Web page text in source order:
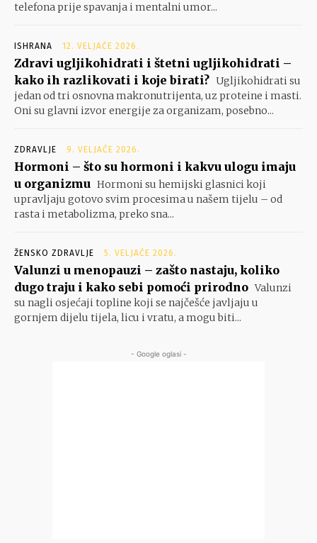
telefona prije spavanja i mentalni umor...
ISHRANA 12. VELJAČE 2026.
Zdravi ugljikohidrati i štetni ugljikohidrati –
kako ih razlikovati i koje birati? Ugljikohidrati su
jedan od tri osnovna makronutrijenta, uz proteine i masti.
Oni su glavni izvor energije za organizam, posebno...
ZDRAVLJE 9. VELJAČE 2026.
Hormoni – što su hormoni i kakvu ulogu imaju
u organizmu Hormoni su hemijski glasnici koji
upravljaju gotovo svim procesima u našem tijelu – od
rasta i metabolizma, preko sna...
ŽENSKO ZDRAVLJE 5. VELJAČE 2026.
Valunzi u menopauzi – zašto nastaju, koliko
dugo traju i kako sebi pomoći prirodno Valunzi
su nagli osjećaji topline koji se najčešće javljaju u
gornjem dijelu tijela, licu i vratu, a mogu biti...
- Google oglasi -